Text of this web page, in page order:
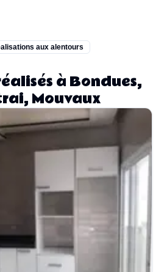
aux alentours
à Bondues,
Mouvaux